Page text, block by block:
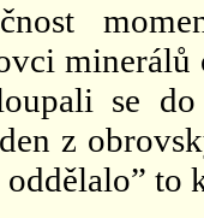
se
z
to